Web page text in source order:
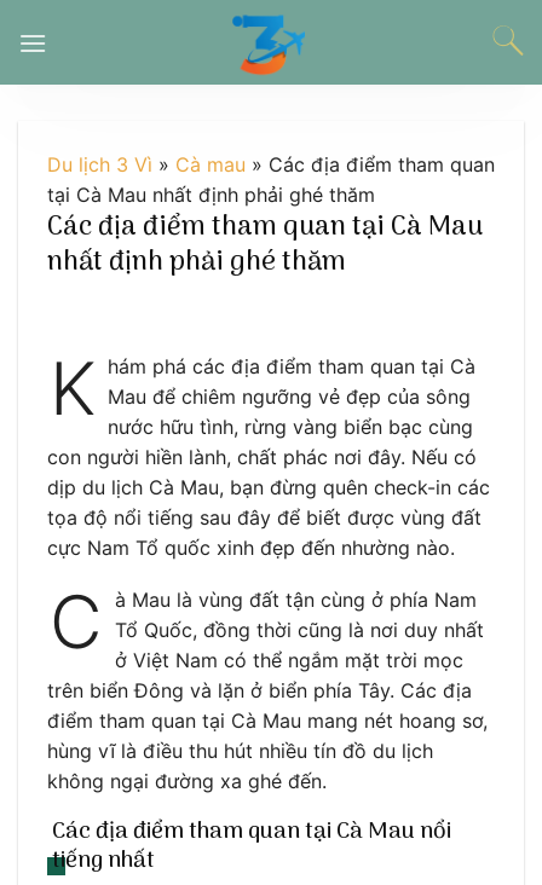
đến
Du lịch 3 Vì » Cà mau » Các địa điểm tham quan
tại Cà Mau nhất định phải ghé thăm
Các địa điểm tham quan tại Cà Mau
nhất định phải ghé thăm
K hám phá các địa điểm tham quan tại Cà
Mau để chiêm ngưỡng vẻ đẹp của sông
nước hữu tình, rừng vàng biển bạc cùng
con người hiền lành, chất phác nơi đây. Nếu có
dịp du lịch Cà Mau, bạn đừng quên check-in các
tọa độ nổi tiếng sau đây để biết được vùng đất
cực Nam Tổ quốc xinh đẹp đến nhường nào.
C
à Mau là vùng đất tận cùng ở phía Nam
Tổ Quốc, đồng thời cũng là nơi duy nhất
ở Việt Nam có thể ngắm mặt trời mọc
trên biển Đông và lặn ở biển phía Tây. Các địa
điểm tham quan tại Cà Mau mang nét hoang sơ,
hùng vĩ là điều thu hút nhiều tín đồ du lịch
không ngại đường xa ghé đến.
Các địa điểm tham quan tại Cà Mau nổi
tiếng nhất